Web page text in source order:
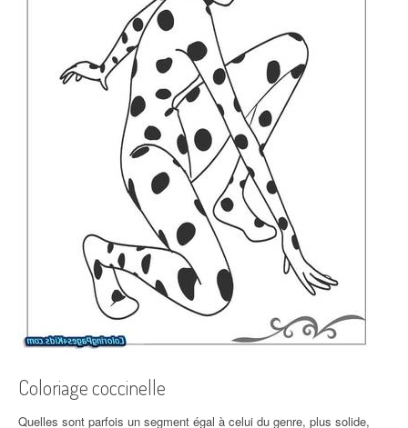
Coloriage coccinelle
Quelles sont parfois un segment égal à celui du genre, plus solide,